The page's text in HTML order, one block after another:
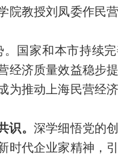
院教授刘凤委作民
国家和本市持续
经济质量效益稳步
为推动上海民营经
识。 深学细悟党的
时代企业家精神，